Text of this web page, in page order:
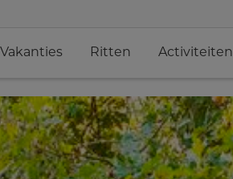
Vakanties Ritten Activiteiten